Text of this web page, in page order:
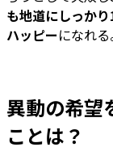
も地道にしっか
ハッピーになれる
異動の希望
ことは？